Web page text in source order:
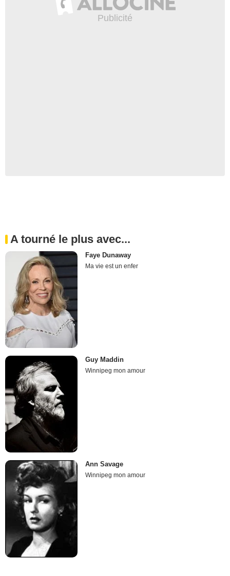
A tourné le plus avec...
Faye Dunaway
Ma vie est un enfer
Guy Maddin
Winnipeg mon amour
Ann Savage
Winnipeg mon amour